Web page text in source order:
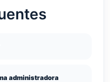
administradora